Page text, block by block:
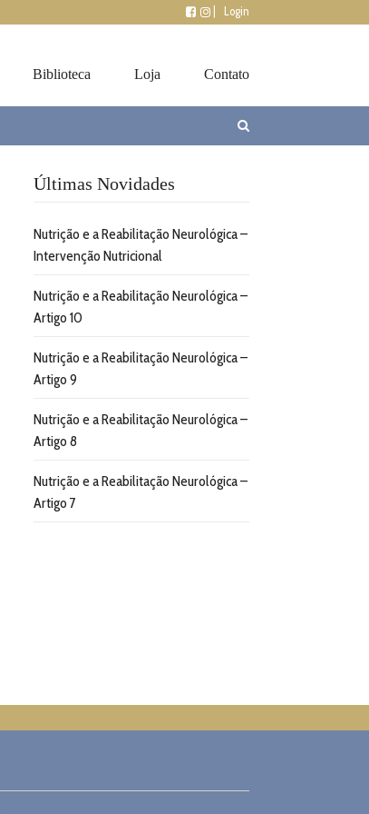
Login
Biblioteca Loja Contato
Últimas Novidades
Nutrição e a Reabilitação Neurológica –
Intervenção Nutricional
Nutrição e a Reabilitação Neurológica –
Artigo 10
Nutrição e a Reabilitação Neurológica –
Artigo 9
Nutrição e a Reabilitação Neurológica –
Artigo 8
Nutrição e a Reabilitação Neurológica –
Artigo 7